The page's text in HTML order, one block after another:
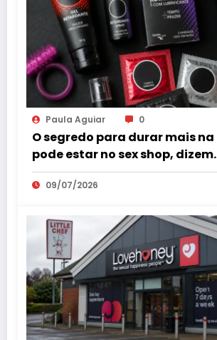
Paula Aguiar 0
O segredo para durar mais
pode estar no sex shop, dizem
especialistas em saúde sexual
09/07/2026